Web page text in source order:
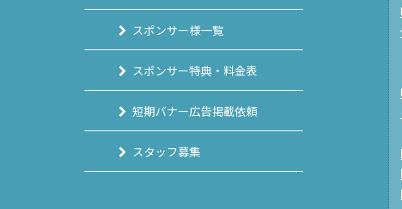
スポンサー様一覧
スポンサー特典・料金表
短期バナー広告掲載依頼
スタッフ募集